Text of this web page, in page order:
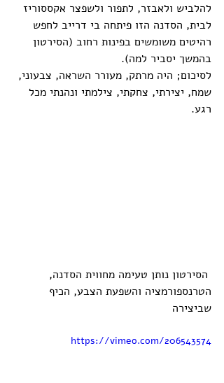
להלביש ולאבזר, לתפור ולשפצר אקססוריז
לבית, הסדנה הזו פיתחה בי דרייב לחפש
רהיטים משומשים בפינות רחוב (הסירטון
בהמשך יסביר למה).
לסיכום; היה מרתק, מעורר השראה, צבעוני,
שמח, יצירתי, צחקתי, צילמתי ונהנתי מכל
רגע.
הסירטון נותן טעימה מחווית הסדנה,
הטרנספורמציה והשפעת הצבע, הכיף
שביצירה
https://vimeo.com/206543574